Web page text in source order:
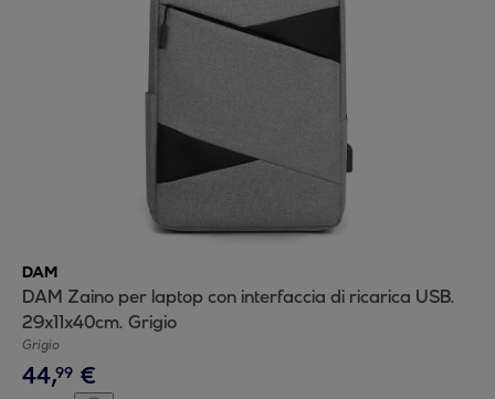
DAM
DAM Zaino per laptop con interfaccia di ricarica USB.
29x11x40cm. Grigio
Grigio
44,99 €